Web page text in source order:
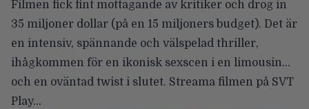
Filmen fick fint mottagande av kritiker och drog in
35 miljoner dollar (på en 15 miljoners budget). Det är
en intensiv, spännande och välspelad thriller,
ihågkommen för en ikonisk sexscen i en limousin…
och en oväntad twist i slutet. Streama filmen på SVT
Play…